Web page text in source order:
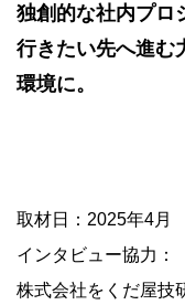
独創的な社内プロ
行きたい先へ進
環境に。
取材日：2025年4月
インタビュー協力：
株式会社をくだ屋技